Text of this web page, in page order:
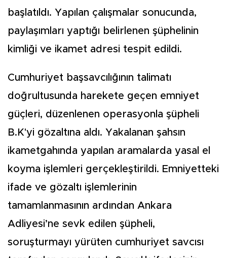
başlatıldı. Yapılan çalışmalar sonucunda,
paylaşımları yaptığı belirlenen şüphelinin
kimliği ve ikamet adresi tespit edildi.
Cumhuriyet başsavcılığının talimatı
doğrultusunda harekete geçen emniyet
güçleri, düzenlenen operasyonla şüpheli
B.K'yi gözaltına aldı. Yakalanan şahsın
ikametgahında yapılan aramalarda yasal el
koyma işlemleri gerçekleştirildi. Emniyetteki
ifade ve gözaltı işlemlerinin
tamamlanmasının ardından Ankara
Adliyesi’ne sevk edilen şüpheli,
soruşturmayı yürüten cumhuriyet savcısı